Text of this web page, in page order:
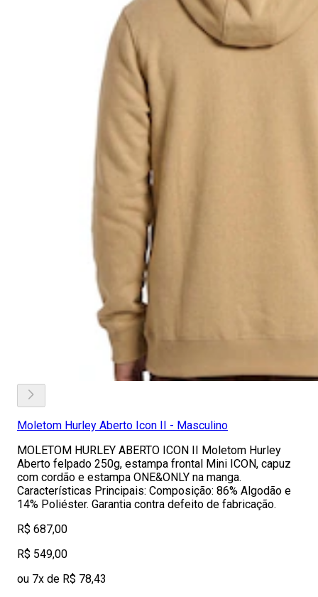
Moletom Hurley Aberto Icon II - Masculino
MOLETOM HURLEY ABERTO ICON II Moletom Hurley
Aberto felpado 250g, estampa frontal Mini ICON, capuz
com cordão e estampa ONE&ONLY na manga.
Características Principais: Composição: 86% Algodão e
14% Poliéster. Garantia contra defeito de fabricação.
R$ 687,00
R$ 549,00
ou 7x de R$ 78,43